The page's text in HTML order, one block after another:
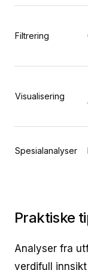
Filtrering
Visualisering
Spesialanalyser
Praktiske
Analyser fra
verdifull